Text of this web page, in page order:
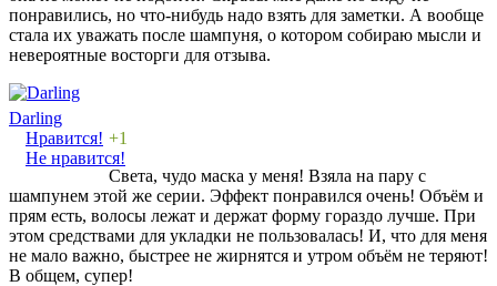
понравились, но что-нибудь надо взять для заметки. А вообще
стала их уважать после шампуня, о котором собираю мысли и
невероятные восторги для отзыва.
Darling
Нравится!
Не нравится!
+1
Света, чудо маска у меня! Взяла на пару с
шампунем этой же серии. Эффект понравился очень! Объём и
прям есть, волосы лежат и держат форму гораздо лучше. При
этом средствами для укладки не пользовалась! И, что для меня
не мало важно, быстрее не жирнятся и утром объём не теряют!
В общем, супер!